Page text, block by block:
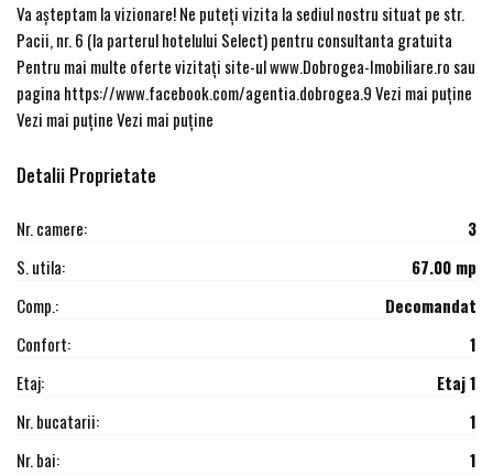
Va așteptam la vizionare! Ne puteți vizita la sediul nostru situat pe str.
Pacii, nr. 6 (la parterul hotelului Select) pentru consultanta gratuita
Pentru mai multe oferte vizitați site-ul www.Dobrogea-Imobiliare.ro sau
pagina https://www.facebook.com/agentia.dobrogea.9 Vezi mai puţine
Vezi mai puţine Vezi mai puţine
Detalii Proprietate
Nr. camere:
3
S. utila:
67.00 mp
Comp.:
Decomandat
Confort:
1
Etaj:
Etaj 1
Nr. bucatarii:
1
Nr. bai:
1